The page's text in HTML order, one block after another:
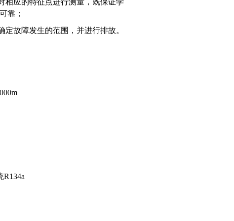
相应的特征点进行测量，既保证学
靠；
故障发生的范围，并进行排故。